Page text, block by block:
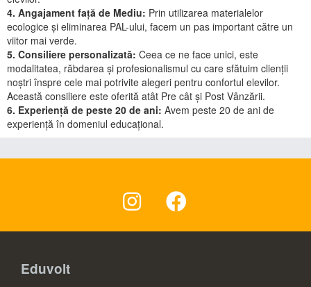
4. Angajament față de Mediu: Prin utilizarea materialelor
ecologice și eliminarea PAL-ului, facem un pas important către un
viitor mai verde.
5. Consiliere personalizată: Ceea ce ne face unici, este
modalitatea, răbdarea și profesionalismul cu care sfătuim clienții
noștri înspre cele mai potrivite alegeri pentru confortul elevilor.
Această consiliere este oferită atât Pre cât și Post Vânzării.
6. Experiență de peste 20 de ani: Avem peste 20 de ani de
experiență în domeniul educațional.
Eduvolt